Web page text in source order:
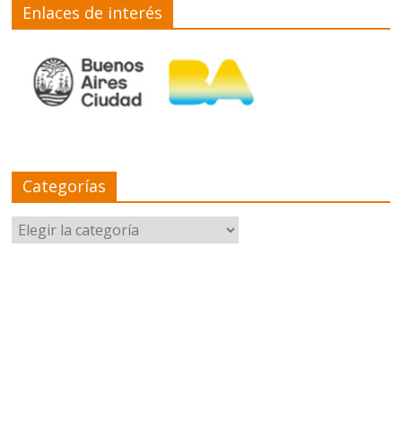
Enlaces de interés
Categorías
Categorías